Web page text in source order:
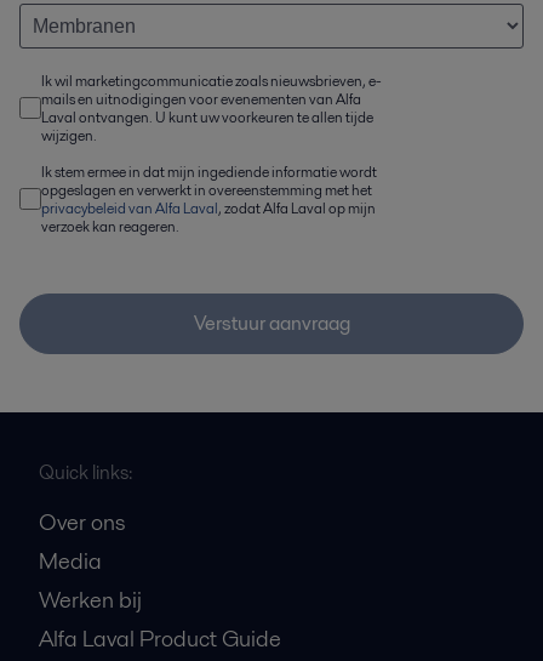
Ik wil marketingcommunicatie zoals nieuwsbrieven, e-
mails en uitnodigingen voor evenementen van Alfa
Laval ontvangen. U kunt uw voorkeuren te allen tijde
wijzigen.
Ik stem ermee in dat mijn ingediende informatie wordt
opgeslagen en verwerkt in overeenstemming met het
privacybeleid van Alfa Laval, zodat Alfa Laval op mijn
verzoek kan reageren.
Verstuur aanvraag
Quick links:
Over ons
Media
Werken bij
Alfa Laval Product Guide